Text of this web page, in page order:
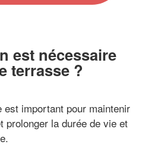
est nécessaire
terrasse ?
est important pour maintenir
prolonger la durée de vie et